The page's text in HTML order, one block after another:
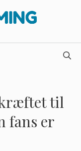
til
fans er